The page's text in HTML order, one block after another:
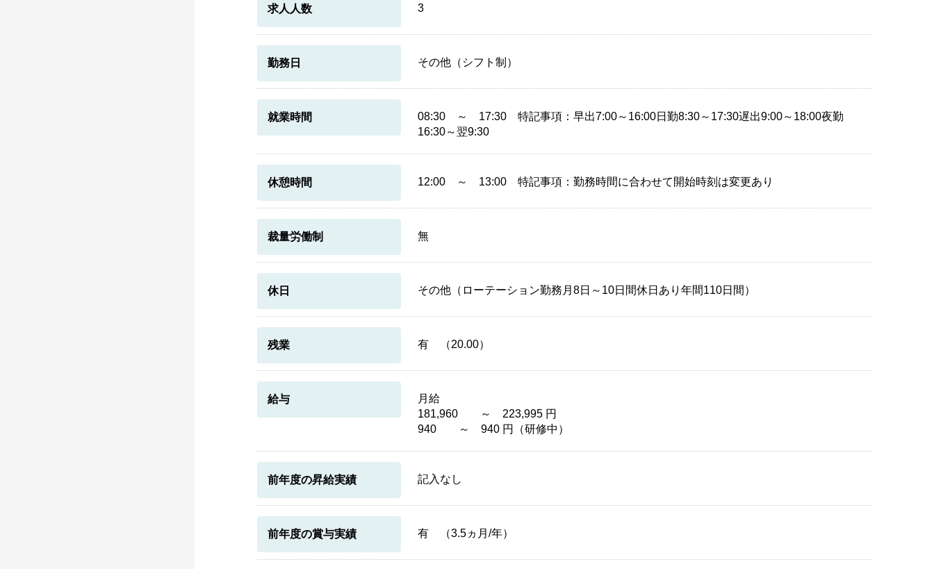
求人人数 3
勤務日 その他（シフト制）
就業時間
08:30 ～ 17:30 特記事項：早出7:00～16:00日勤8:30～17:30遅出9:00～18:00夜勤
16:30～翌9:30
休憩時間 12:00 ～ 13:00 特記事項：勤務時間に合わせて開始時刻は変更あり
裁量労働制 無
休日 その他（ローテーション勤務月8日～10日間休日あり年間110日間）
残業 有 （20.00）
給与
月給
181,960 ～ 223,995 円
940 ～ 940 円（研修中）
前年度の昇給実績 記入なし
前年度の賞与実績 有 （3.5ヵ月/年）